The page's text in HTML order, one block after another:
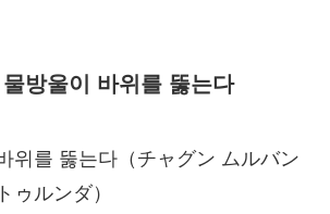
방울이 바위를 뚫는다
위를 뚫는다（チャグン ムルバン
ゥルンダ）